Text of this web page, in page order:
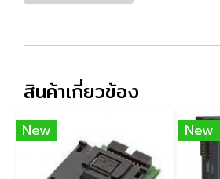
สินค้าเกี่ยวข้อง
New New